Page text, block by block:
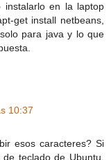
instalarlo en la laptop
get install netbeans,
para java y lo que
10:37
esos caracteres? Si
teclado de Ubuntu.